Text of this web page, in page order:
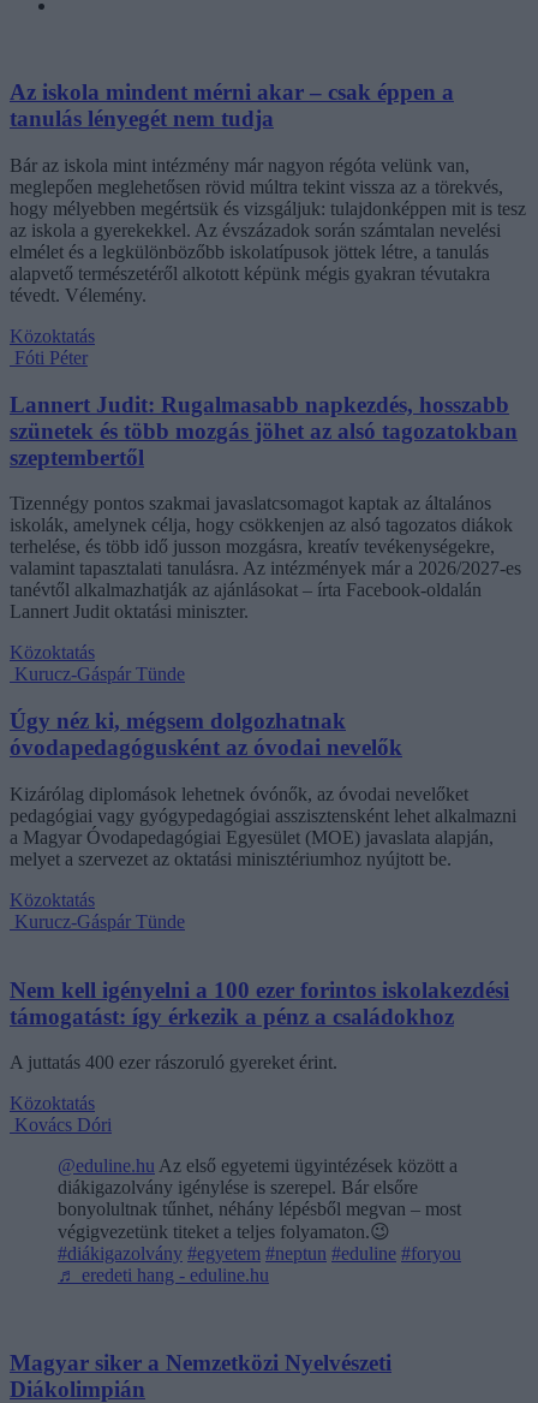
Az iskola mindent mérni akar – csak éppen a
tanulás lényegét nem tudja
Bár az iskola mint intézmény már nagyon régóta velünk van,
meglepően meglehetősen rövid múltra tekint vissza az a törekvés,
hogy mélyebben megértsük és vizsgáljuk: tulajdonképpen mit is tesz
az iskola a gyerekekkel. Az évszázadok során számtalan nevelési
elmélet és a legkülönbözőbb iskolatípusok jöttek létre, a tanulás
alapvető természetéről alkotott képünk mégis gyakran tévutakra
tévedt. Vélemény.
Közoktatás
Fóti Péter
Lannert Judit: Rugalmasabb napkezdés, hosszabb
szünetek és több mozgás jöhet az alsó tagozatokban
szeptembertől
Tizennégy pontos szakmai javaslatcsomagot kaptak az általános
iskolák, amelynek célja, hogy csökkenjen az alsó tagozatos diákok
terhelése, és több idő jusson mozgásra, kreatív tevékenységekre,
valamint tapasztalati tanulásra. Az intézmények már a 2026/2027-es
tanévtől alkalmazhatják az ajánlásokat – írta Facebook-oldalán
Lannert Judit oktatási miniszter.
Közoktatás
Kurucz-Gáspár Tünde
Úgy néz ki, mégsem dolgozhatnak
óvodapedagógusként az óvodai nevelők
Kizárólag diplomások lehetnek óvónők, az óvodai nevelőket
pedagógiai vagy gyógypedagógiai asszisztensként lehet alkalmazni
a Magyar Óvodapedagógiai Egyesület (MOE) javaslata alapján,
melyet a szervezet az oktatási minisztériumhoz nyújtott be.
Közoktatás
Kurucz-Gáspár Tünde
Nem kell igényelni a 100 ezer forintos iskolakezdési
támogatást: így érkezik a pénz a családokhoz
A juttatás 400 ezer rászoruló gyereket érint.
Közoktatás
Kovács Dóri
@eduline.hu Az első egyetemi ügyintézések között a
diákigazolvány igénylése is szerepel. Bár elsőre
bonyolultnak tűnhet, néhány lépésből megvan – most
végigvezetünk titeket a teljes folyamaton.😉
#diákigazolvány #egyetem #neptun #eduline #foryou
♬ eredeti hang - eduline.hu
Magyar siker a Nemzetközi Nyelvészeti
Diákolimpián